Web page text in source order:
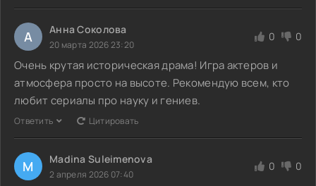
А Анна Соколова
20 марта 2026 23:20
0 0
Очень крутая историческая драма! Игра актеров и
атмосфера просто на высоте. Рекомендую всем, кто
любит сериалы про науку и гениев.
Ответить Цитировать
M Madina Suleimenova
2 апреля 2026 07:40
0 0